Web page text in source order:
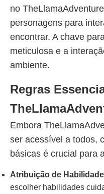
no
personagens para
encontrar. A chave
meticulosa e a
ambiente.
Regras
Embora
ser acessível a todos,
básicas é crucial para
Atribuição de
escolher habilidades